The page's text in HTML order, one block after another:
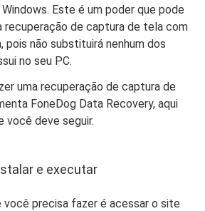
Este é um poder que pode
recuperação de captura de tela com
pois não substituirá nenhum dos
no seu PC.
uma recuperação de captura de
FoneDog Data Recovery, aqui
você deve seguir.
e executar
você precisa fazer é acessar o site